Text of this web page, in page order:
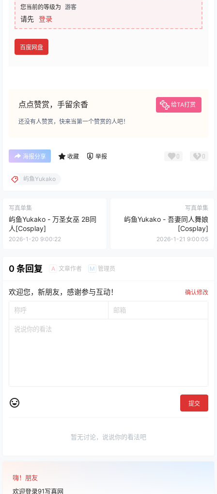
您当前的等级为 游客
请先 登录
百度网盘
点点赞赏，手留余香 给TA打赏
还没有人赞赏，快来当第一个赞赏的人吧！
海报分享 收藏 举报 0 0
屿鱼Yukako
写真单集
屿鱼Yukako - 万圣女巫 2B同
人[Cosplay]
2026-1-20 9:00:22
写真单集
屿鱼Yukako - 吾妻同人舞娘
[Cosplay]
2026-1-21 9:00:05
0 条回复 A 文章作者 M 管理员
欢迎您，新朋友，感谢参与互动！ 确认修改
提交
暂无讨论，说说你的看法吧
嗨！朋友
欢迎登录91写真网